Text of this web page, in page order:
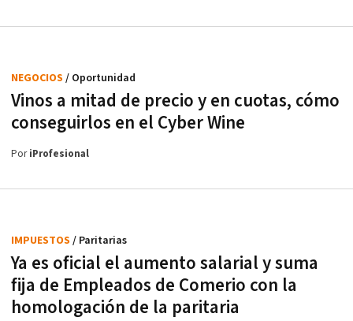
Vinos a mitad de precio y en cuotas, cómo
conseguirlos en el Cyber Wine
NEGOCIOS / Oportunidad
PoriProfesional
Ya es oficial el aumento salarial y suma
fija de Empleados de Comerio con la
homologación de la paritaria
IMPUESTOS / Paritarias